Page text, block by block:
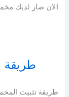
الان صار لديك
طريقة
طريقة تثبيت